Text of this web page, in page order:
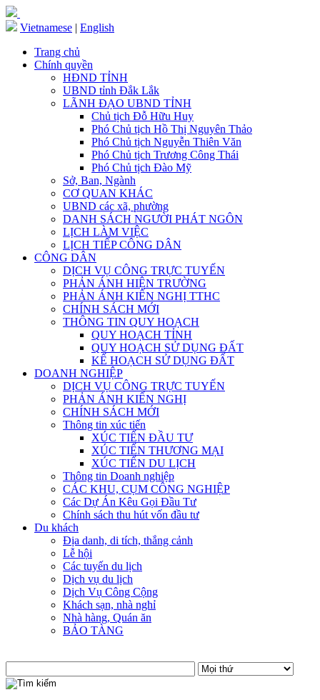
Vietnamese | English
Trang chủ
Chính quyền
HĐND TỈNH
UBND tỉnh Đắk Lắk
LÃNH ĐẠO UBND TỈNH
Chủ tịch Đỗ Hữu Huy
Phó Chủ tịch Hồ Thị Nguyên Thảo
Phó Chủ tịch Nguyễn Thiên Văn
Phó Chủ tịch Trương Công Thái
Phó Chủ tịch Đào Mỹ
Sở, Ban, Ngành
CƠ QUAN KHÁC
UBND các xã, phường
DANH SÁCH NGƯỜI PHÁT NGÔN
LỊCH LÀM VIỆC
LỊCH TIẾP CÔNG DÂN
CÔNG DÂN
DỊCH VỤ CÔNG TRỰC TUYẾN
PHẢN ÁNH HIỆN TRƯỜNG
PHẢN ÁNH KIẾN NGHỊ TTHC
CHÍNH SÁCH MỚI
THÔNG TIN QUY HOẠCH
QUY HOẠCH TỈNH
QUY HOẠCH SỬ DỤNG ĐẤT
KẾ HOẠCH SỬ DỤNG ĐẤT
DOANH NGHIỆP
DỊCH VỤ CÔNG TRỰC TUYẾN
PHẢN ÁNH KIẾN NGHỊ
CHÍNH SÁCH MỚI
Thông tin xúc tiến
XÚC TIẾN ĐẦU TƯ
XÚC TIẾN THƯƠNG MẠI
XÚC TIẾN DU LỊCH
Thông tin Doanh nghiệp
CÁC KHU, CỤM CÔNG NGHIỆP
Các Dự Án Kêu Gọi Đầu Tư
Chính sách thu hút vốn đầu tư
Du khách
Địa danh, di tích, thắng cảnh
Lễ hội
Các tuyến du lịch
Dịch vụ du lịch
Dịch Vụ Công Cộng
Khách sạn, nhà nghỉ
Nhà hàng, Quán ăn
BẢO TÀNG